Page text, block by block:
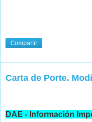
Compartir
Carta de Porte.
DAE - Información